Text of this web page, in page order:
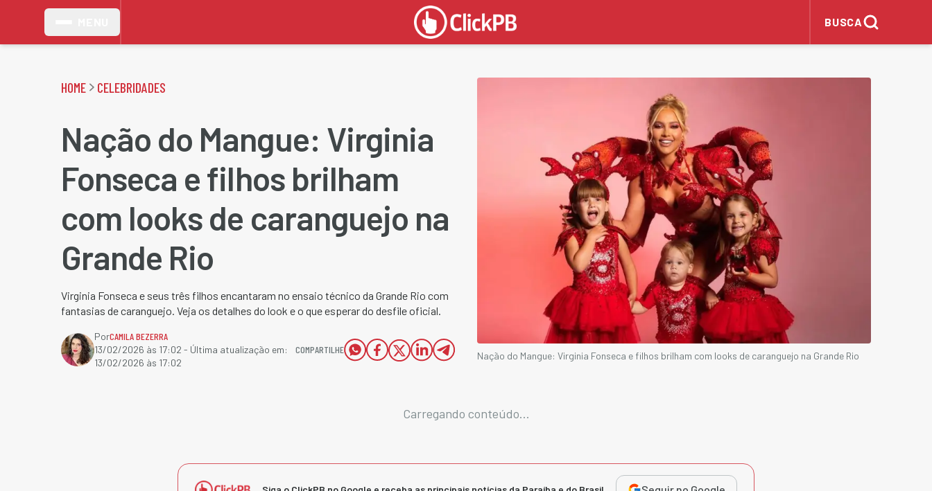
BUSCA
HOME CELEBRIDADES
Nação do Mangue: Virginia
Fonseca e filhos brilham
com looks de caranguejo na
Grande Rio
Virginia Fonseca e seus três filhos encantaram no ensaio técnico da Grande Rio com
fantasias de caranguejo. Veja os detalhes do look e o que esperar do desfile oficial.
PorCAMILA BEZERRA
13/02/2026 às 17:02 - Última atualização em:
13/02/2026 às 17:02
COMPARTILHE
Nação do Mangue: Virginia Fonseca e filhos brilham com looks de caranguejo na Grande Rio
Carregando conteúdo...